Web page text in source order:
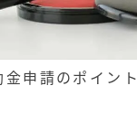
申請のポイント